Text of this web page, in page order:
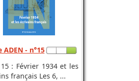
ADEN - n°15
15 : Février 1934 et les
français Les 6, ...